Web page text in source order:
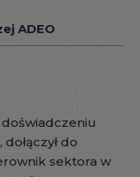
ADEO
do
sektora w